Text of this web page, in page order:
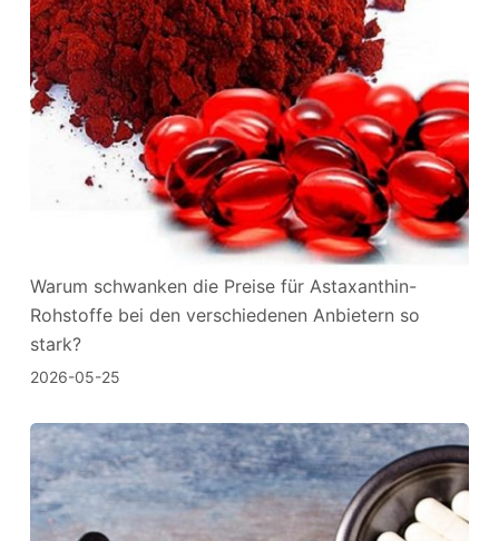
Warum schwanken die Preise für Astaxanthin-
Rohstoffe bei den verschiedenen Anbietern so
stark?
2026-05-25